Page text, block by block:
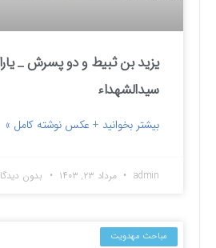
یزید بن ثبیط و دو پسرش _
سیدالشهداء
بیشتر بخوانید + عکس نوشته کامل »
admin مرداد ۲۳, ۱۴۰۳ بدون دیدگاه
مباحث مهدویت